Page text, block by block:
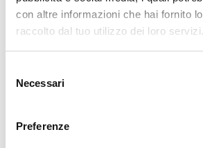
con altre informazioni che hai fornito
raccolto dal tuo utilizzo dei loro servizi.
delNecessari
Preferenze
Riassunto > Pubblicazione
Fast Emotional Elaboration
(FEEL): un quadro somatico
il ciclo dello stress nella
trauma